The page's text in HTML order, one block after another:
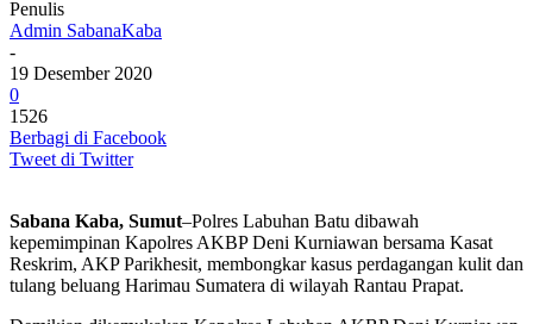
Penulis
Admin SabanaKaba
-
19 Desember 2020
0
1526
Berbagi di Facebook
Tweet di Twitter
Sabana Kaba, Sumut–Polres Labuhan Batu dibawah
kepemimpinan Kapolres AKBP Deni Kurniawan bersama Kasat
Reskrim, AKP Parikhesit, membongkar kasus perdagangan kulit dan
tulang beluang Harimau Sumatera di wilayah Rantau Prapat.